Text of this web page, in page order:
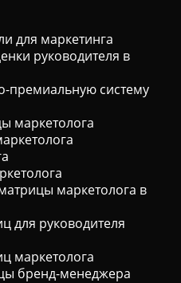
для маркетинга
руководителя в
премиальную систему
маркетолога
маркетолога в
для руководителя
маркетолога
бренд-менеджера